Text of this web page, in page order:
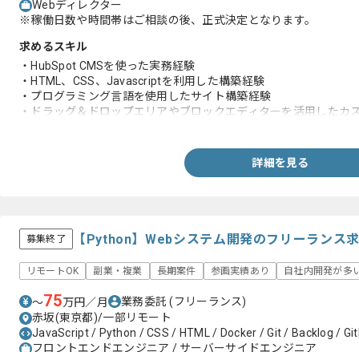
Webディレクター
※稼働日数や時間帯はご相談の後、正式決定となります。
求めるスキル
・HubSpot CMSを使った実務経験
・HTML、CSS、Javascriptを利用した構築経験
・プログラミング言語を使用したサイト構築経験
・ドラッグ＆ドロップエリアやブロックエディターを活用したカ
詳細を見る
募集終了 【Python】Webシステム開発のフリーランス
リモートOK 副業・複業 長期案件 参画実績あり 自社内開発が多
〜75万円／月 業務委託(フリーランス)
赤坂(東京都)/一部リモート
JavaScript / Python / CSS / HTML / Docker / Git / Backlog /
フロントエンドエンジニア / サーバーサイドエンジニア